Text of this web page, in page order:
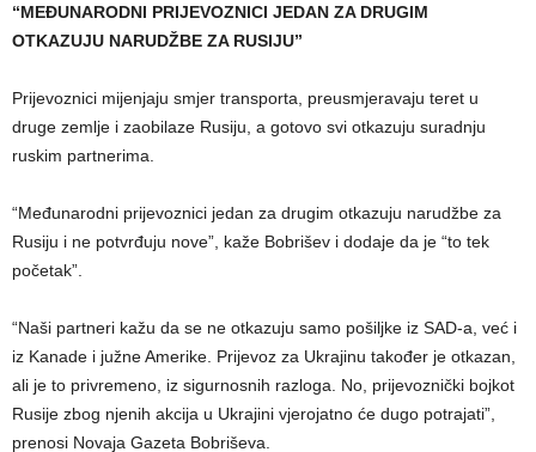
“MEĐUNARODNI PRIJEVOZNICI JEDAN ZA DRUGIM
OTKAZUJU NARUDŽBE ZA RUSIJU”
Prijevoznici mijenjaju smjer transporta, preusmjeravaju teret u
druge zemlje i zaobilaze Rusiju, a gotovo svi otkazuju suradnju
ruskim partnerima.
“Međunarodni prijevoznici jedan za drugim otkazuju narudžbe za
Rusiju i ne potvrđuju nove”, kaže Bobrišev i dodaje da je “to tek
početak”.
“Naši partneri kažu da se ne otkazuju samo pošiljke iz SAD-a, već i
iz Kanade i južne Amerike. Prijevoz za Ukrajinu također je otkazan,
ali je to privremeno, iz sigurnosnih razloga. No, prijevoznički bojkot
Rusije zbog njenih akcija u Ukrajini vjerojatno će dugo potrajati”,
prenosi Novaja Gazeta Bobriševa.